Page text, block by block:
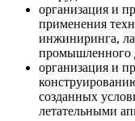
организация и
применения
инжиниринга,
промышленного
организация и
созданных
летательными